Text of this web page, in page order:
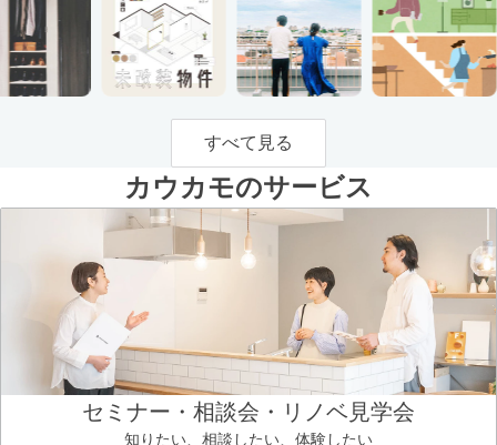
すべて見る
カウカモのサービス
セミナー・相談会・リノベ見学会
知りたい、相談したい、体験したい